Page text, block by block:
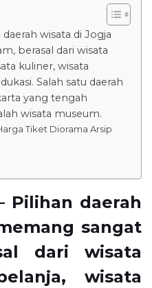
wisata di Jogja
berasal dari wisata
kuliner, wisata
Salah satu daerah
yang tengah
wisata museum.
Tiket Diorama Arsip
Pilihan daerah
sangat
dari wisata
wisata